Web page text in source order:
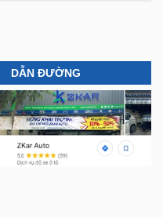
DẪN ĐƯỜNG